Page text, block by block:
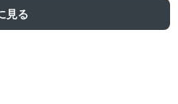
見る